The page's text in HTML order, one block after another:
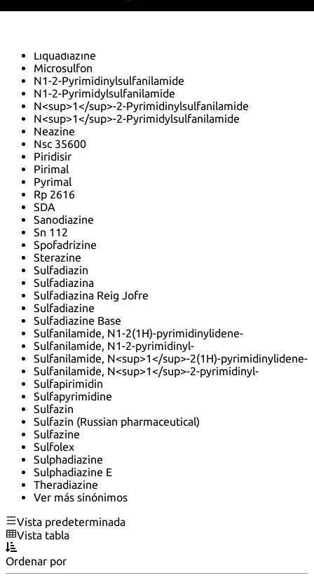
Liquadiazine
Microsulfon
N1-2-Pyrimidinylsulfanilamide
N1-2-Pyrimidylsulfanilamide
N<sup>1</sup>-2-Pyrimidinylsulfanilamide
N<sup>1</sup>-2-Pyrimidylsulfanilamide
Neazine
Nsc 35600
Piridisir
Pirimal
Pyrimal
Rp 2616
SDA
Sanodiazine
Sn 112
Spofadrizine
Sterazine
Sulfadiazin
Sulfadiazina
Sulfadiazina Reig Jofre
Sulfadiazine
Sulfadiazine Base
Sulfanilamide, N1-2(1H)-pyrimidinylidene-
Sulfanilamide, N1-2-pyrimidinyl-
Sulfanilamide, N<sup>1</sup>-2(1H)-pyrimidinylidene-
Sulfanilamide, N<sup>1</sup>-2-pyrimidinyl-
Sulfapirimidin
Sulfapyrimidine
Sulfazin
Sulfazin (Russian pharmaceutical)
Sulfazine
Sulfolex
Sulphadiazine
Sulphadiazine E
Theradiazine
Ver más sinónimos
Vista predeterminada
Vista tabla
Ordenar por